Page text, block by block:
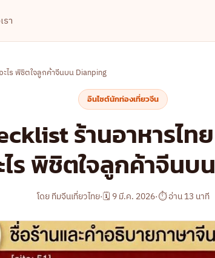
า
ไร พิชิตใจลูกค้าจีนบน Dianping
อินไซต์นักท่องเที่ยวจีน
ร้านอาหารไท
ร พิชิตใจลูกค้าจีนบ
โดย ทีมจีนเที่ยวไทย·🗓 9 มี.ค. 2026·⏱ อ่าน 13 นาที